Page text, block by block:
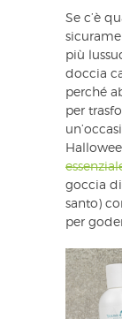
Se c’è
più
doccia
perché
per
goccia di
santo)
per